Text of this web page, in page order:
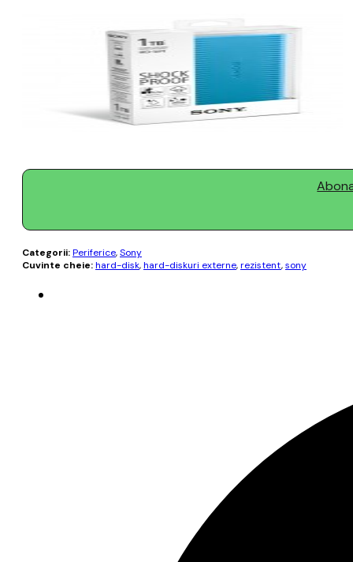
Categorii:Periferice,Sony
Cuvinte cheie:hard-disk,hard-diskuri externe,rezistent,sony